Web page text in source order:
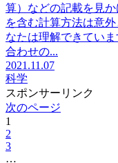
算）などの記載を見
を含む計算方法は意
なたは理解できてい
合わせの...
2021.11.07
科学
スポンサーリンク
次のページ
1
2
3
…